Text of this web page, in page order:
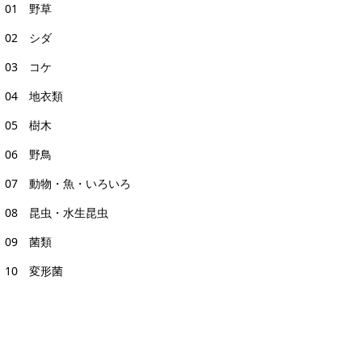
01 野草
02 シダ
03 コケ
04 地衣類
05 樹木
06 野鳥
07 動物・魚・いろいろ
08 昆虫・水生昆虫
09 菌類
10 変形菌